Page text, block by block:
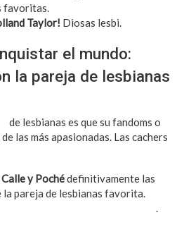
favoritas.
Taylor! Diosas lesbi.
el mundo:
la pareja de lesbianas
de lesbianas es que su fandoms o
las más apasionadas. Las cachers
Calle y Pochédefinitivamente las
la pareja de lesbianas favorita.
.